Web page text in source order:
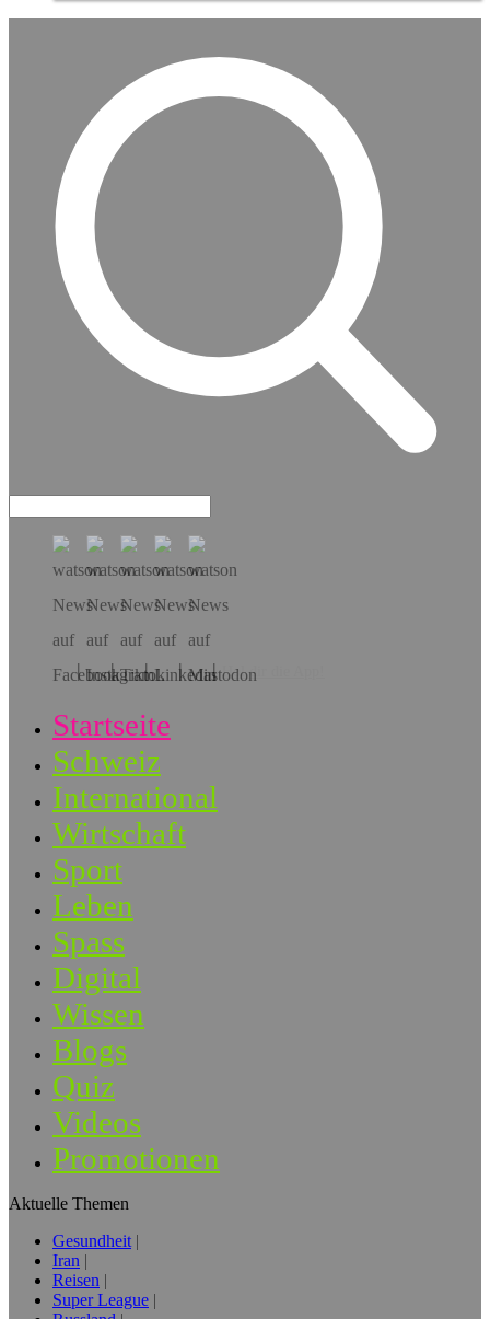
Hol dir die App!
Startseite
Schweiz
International
Wirtschaft
Sport
Leben
Spass
Digital
Wissen
Blogs
Quiz
Videos
Promotionen
Aktuelle Themen
Gesundheit
Iran
Reisen
Super League